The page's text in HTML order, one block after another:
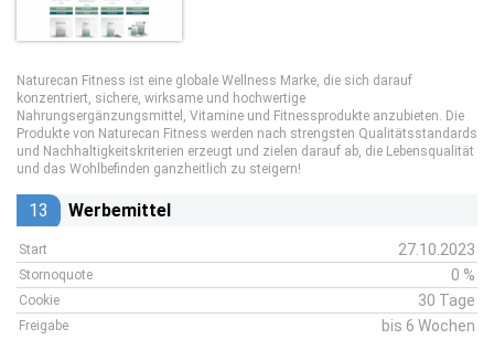
Naturecan Fitness ist eine globale Wellness Marke, die sich darauf
konzentriert, sichere, wirksame und hochwertige
Nahrungsergänzungsmittel, Vitamine und Fitnessprodukte anzubieten. Die
Produkte von Naturecan Fitness werden nach strengsten Qualitätsstandards
und Nachhaltigkeitskriterien erzeugt und zielen darauf ab, die Lebensqualität
und das Wohlbefinden ganzheitlich zu steigern!
13 Werbemittel
Start 27.10.2023
Stornoquote 0 %
Cookie 30 Tage
Freigabe bis 6 Wochen